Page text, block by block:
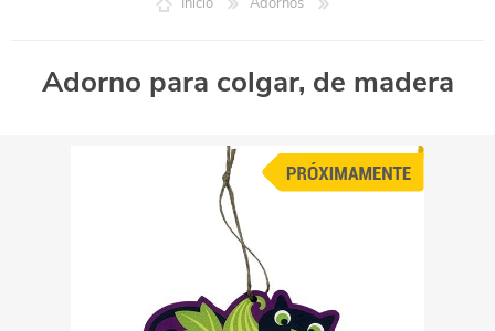
Adorno para colgar, de madera